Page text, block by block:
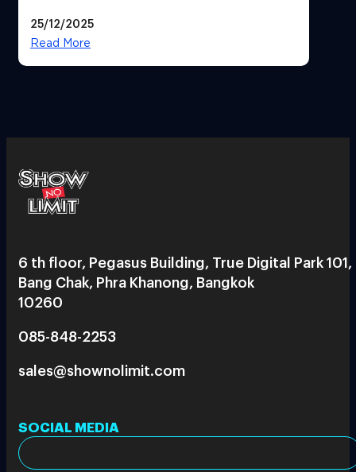
25/12/2025
Read More
6 th floor, Pegasus Building, True Digital Park 101,
Bang Chak, Phra Khanong, Bangkok
10260
085-848-2253
sales@shownolimit.com
SOCIAL MEDIA